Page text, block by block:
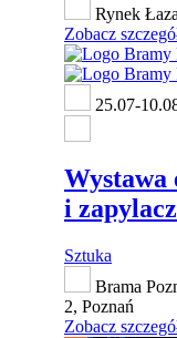
Rynek
Zobacz
25.07-
i
Sztuka
Brama
2, Poznań
Zobacz